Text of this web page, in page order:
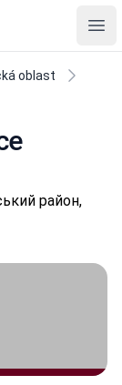
oblast
район,